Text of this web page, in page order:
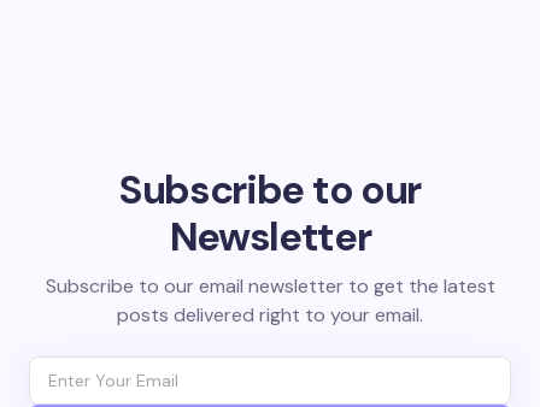
Subscribe to our
Newsletter
Subscribe to our email newsletter to get the latest
posts delivered right to your email.